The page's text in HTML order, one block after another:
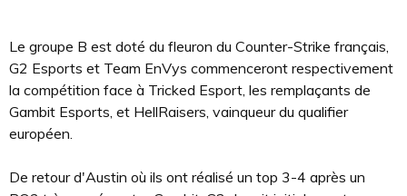
Le groupe B est doté du fleuron du Counter-Strike français,
G2 Esports et Team EnVys commenceront respectivement
la compétition face à Tricked Esport, les remplaçants de
Gambit Esports, et HellRaisers, vainqueur du qualifier
européen.
De retour d'Austin où ils ont réalisé un top 3-4 après un